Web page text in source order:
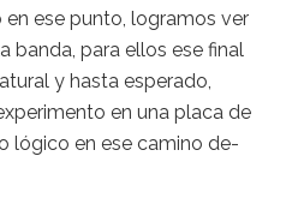
ese punto, logramos ver
banda, para ellos ese final
y hasta esperado,
en una placa de
lógico en ese camino de-